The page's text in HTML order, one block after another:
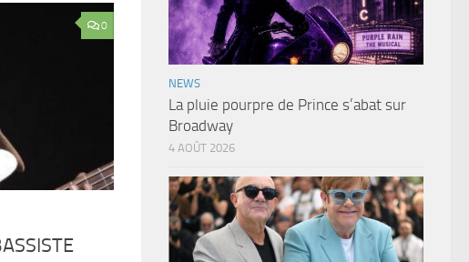
0
NEWS
La pluie pourpre de Prince s’abat sur
Broadway
4 AOÛT 2026